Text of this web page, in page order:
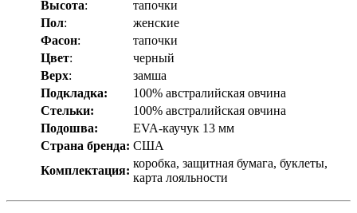
Высота:
тапочки
Пол:
женские
Фасон:
тапочки
Цвет:
черный
Верх:
замша
Подкладка:
100% австралийская овчина
Стельки:
100% австралийская овчина
Подошва:
EVA-каучук 13 мм
Страна бренда: США
Комплектация:
коробка, защитная бумага, буклеты,
карта лояльности